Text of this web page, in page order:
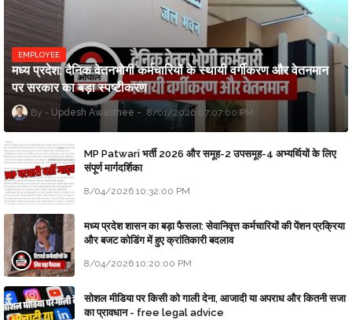
EMPLOYEE
मध्य प्रदेश: दैनिक वेतनभोगी कर्मचारियों के स्थायी वर्गीकरण और वेतनमान
पर सरकार का बड़ा स्पष्टीकरण
Updesh Awasthee 8/01/2026 07:07:00 PM
MP Patwari भर्ती 2026 और समूह-2 उपसमूह-4 अभ्यर्थियों के लिए
संपूर्ण मार्गदर्शिका
8/04/2026 10:32:00 PM
मध्य प्रदेश शासन का बड़ा फैसला: सेवानिवृत्त कर्मचारियों की पेंशन प्रक्रिया
और बजट कोडिंग में हुए क्रांतिकारी बदलाव
8/04/2026 10:20:00 PM
सोशल मीडिया पर किसी को गाली देना, आजादी या अपराध और कितनी सजा
का प्रावधान - free legal advice